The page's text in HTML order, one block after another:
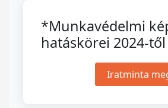
*Munkavédelmi
hatáskörei 2024-től
Iratminta